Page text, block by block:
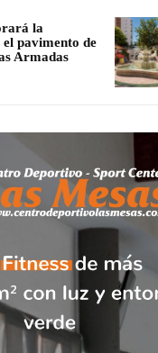
la
pavimento de
Armadas